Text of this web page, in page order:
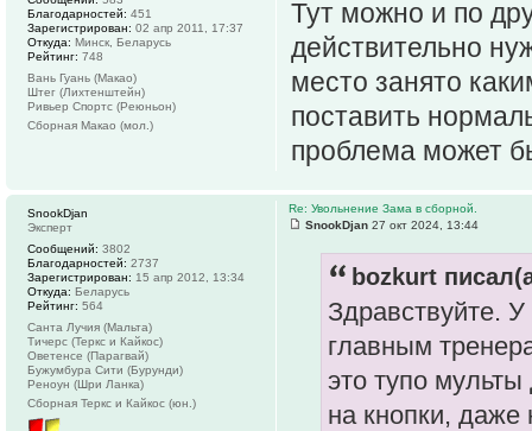
Тут можно и по
действительно
место занято
поставить
проблема может
Благодарностей: 451
Зарегистрирован: 02 апр 2011, 17:37
Откуда: Минск, Беларусь
Рейтинг: 748
Вань Гуань (Макао)
Штег (Лихтенштейн)
Ривьер Спортс (Реюньон)
Сборная Макао (мол.)
Re: Увольнение Зама в сборной.
SnookDjan 27 окт 2024, 13:44
bozkurt
Здравствуйте.
главным
это тупо
на кнопки,
SnookDjan
Эксперт
Сообщений: 3802
Благодарностей: 2737
Зарегистрирован: 15 апр 2012, 13:34
Откуда: Беларусь
Рейтинг: 564
Санта Лучия (Мальта)
Тичерс (Теркс и Кайкос)
Оветенсе (Парагвай)
Бужумбура Сити (Бурунди)
Реноун (Шри Ланка)
Сборная Теркс и Кайкос (юн.)